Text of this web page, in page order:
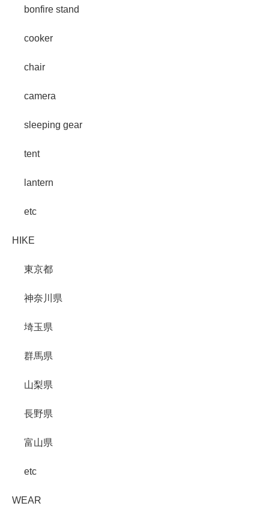
bonfire stand
cooker
chair
camera
sleeping gear
tent
lantern
etc
HIKE
東京都
神奈川県
埼玉県
群馬県
山梨県
長野県
富山県
etc
WEAR